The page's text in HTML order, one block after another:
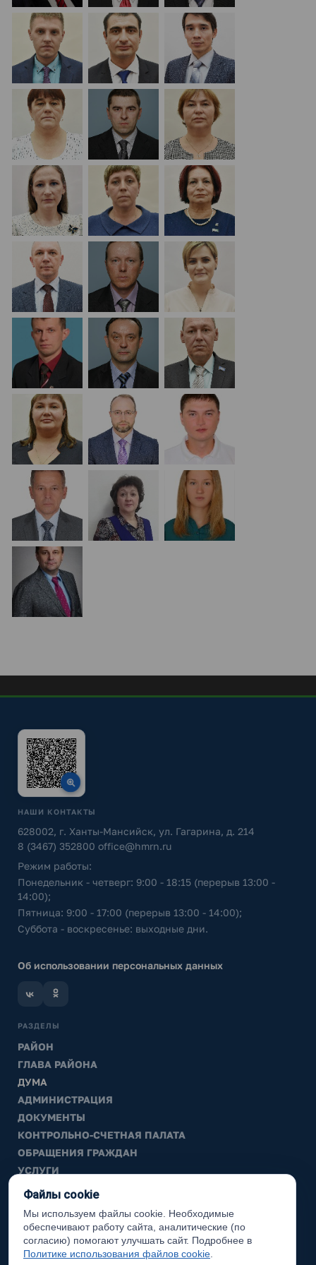
НАШИ КОНТАКТЫ
628002, г. Ханты-Мансийск, ул. Гагарина, д. 214
8 (3467) 352800 office@hmrn.ru
Режим работы:
Понедельник - четверг: 9:00 - 18:15 (перерыв 13:00 -
14:00);
Пятница: 9:00 - 17:00 (перерыв 13:00 - 14:00);
Суббота - воскресенье: выходные дни.
Об использовании персональных данных
РАЗДЕЛЫ
РАЙОН
ГЛАВА РАЙОНА
ДУМА
АДМИНИСТРАЦИЯ
ДОКУМЕНТЫ
КОНТРОЛЬНО-СЧЕТНАЯ ПАЛАТА
ОБРАЩЕНИЯ ГРАЖДАН
УСЛУГИ
ТИК
ИНФОРМАЦИЯ
Законодательная карта
Карта сайта
Файлы cookie
Мы используем файлы cookie. Необходимые
обеспечивают работу сайта, аналитические (по
согласию) помогают улучшать сайт. Подробнее в
Политике использования файлов cookie